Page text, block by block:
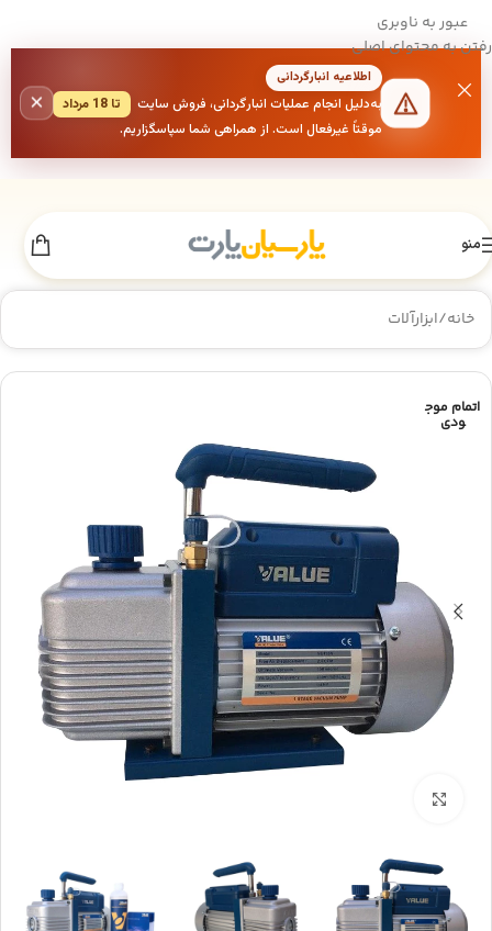
عبور به ناوبری
رفتن به محتوای اصلی
اطلاعیه انبارگردانی
به‌دلیل انجام عملیات انبارگردانی، فروش سایت
تا 18 مرداد
موقتاً غیرفعال است. از همراهی شما سپاسگزاریم.
×
منو
خانه/ابزارآلات
اتمام موج
ودی